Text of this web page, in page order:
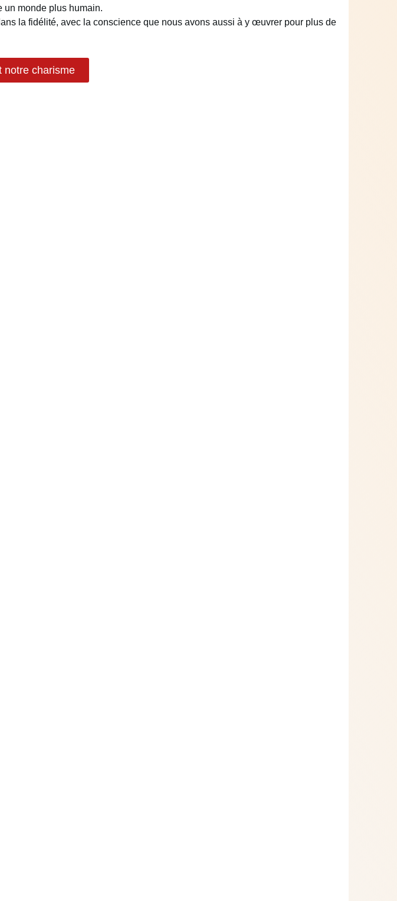
un monde plus humain.
la fidélité, avec la conscience que nous avons aussi à y œuvrer pour plus de
notre charisme